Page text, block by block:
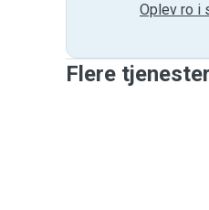
Oplev ro i
Flere